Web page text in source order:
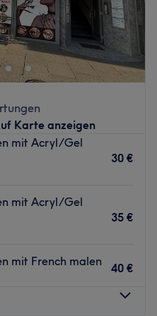
Entspannung? Dann bist
in Hamburg-Wandsbek
ist nur fünf
MitarbeiterInnen in
freundlich.
werden Produkte mit
den öffentlichen
Karte anzeigen
mit Acryl/Gel
30 €
mit Acryl/Gel
35 €
mit French malen
40 €